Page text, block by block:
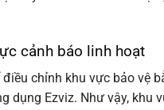
cảnh báo linh hoạt
chỉnh khu vực bảo vệ
dụng Ezviz. Như vậy, khu